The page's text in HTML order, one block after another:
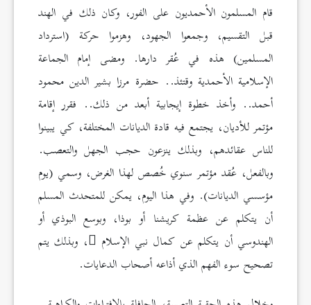
قام المسلمون الأحمديون على الفور، وكان ذلك في الهند
قبل التقسيم، وجمعوا الجهود، وهزموا حركة (استرداد
المسلمين) هذه في عُقر دارها. ومضى إمام الجماعة
الإسلامية الأحمدية وقتئذ.. حضرة مرزا بشير الدين محمود
أحمد.. وأخذ خطوة إيجابية أبعد من ذلك.. فقرر إقامة
مؤتمر للأديان، يجتمع فيه قادة الديانات المختلفة، كي يبينوا
للناس عقائدهم، وبذلك ينزعون حجب الجهل والتعصب.
وبالفعل، عُقد مؤتمر سنوي خُصص لهذا الغرض، وسمي (يوم
مؤسسي الديانات). وفي هذا اليوم، يمكن للمتحدث المسلم
أن يتكلم عن عظمة كريشنا أو بوذا، وبوسع البوذي أو
الهندوسي أن يتكلم عن كمال نبي الإسلام ، وبذلك يتم
تصحيح سوء الفهم الذي أذاعه أصحاب الدعايات.